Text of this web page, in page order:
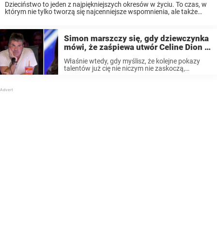
Dzieciństwo to jeden z najpiękniejszych okresów w życiu. To czas, w
którym nie tylko tworzą się najcenniejsze wspomnienia, ale także
Simon marszczy się, gdy dziewczynka
mówi, że zaśpiewa utwór Celine Dion –
po występie całe jury jest w szoku
Właśnie wtedy, gdy myślisz, że kolejne pokazy
talentów już cię nie niczym nie zaskoczą,